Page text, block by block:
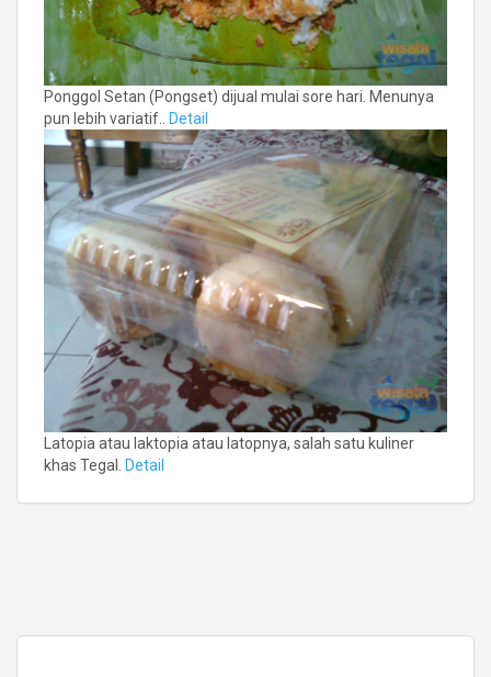
Ponggol Setan (Pongset) dijual mulai sore hari. Menunya
pun lebih variatif..
Detail
Latopia atau laktopia atau latopnya, salah satu kuliner
khas Tegal.
Detail